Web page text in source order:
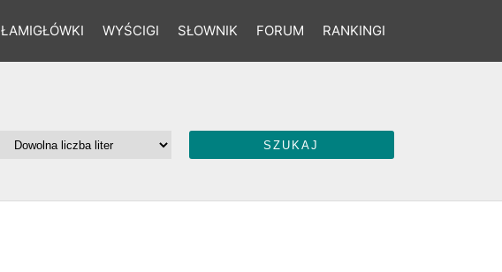
ŁAMIGŁÓWKI WYŚCIGI SŁOWNIK FORUM RANKINGI